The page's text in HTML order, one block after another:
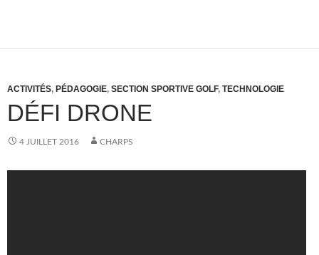
ACTIVITÉS, PÉDAGOGIE, SECTION SPORTIVE GOLF, TECHNOLOGIE
DÉFI DRONE
4 JUILLET 2016 CHARPS